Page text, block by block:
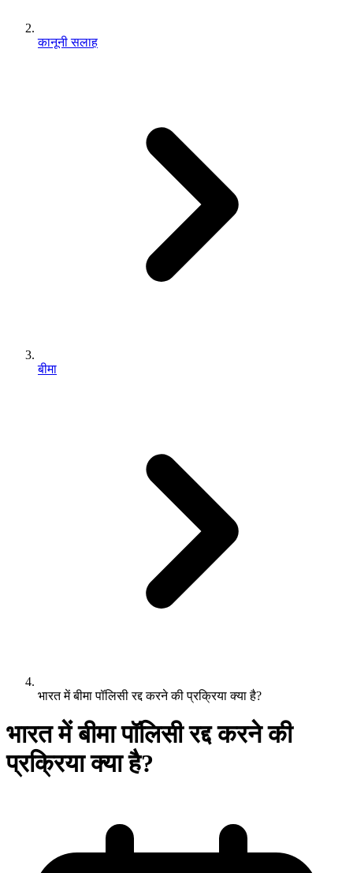
कानूनी सलाह
बीमा
भारत में बीमा पॉलिसी रद्द करने की प्रक्रिया क्या है?
भारत में बीमा पॉलिसी रद्द करने की
प्रक्रिया क्या है?